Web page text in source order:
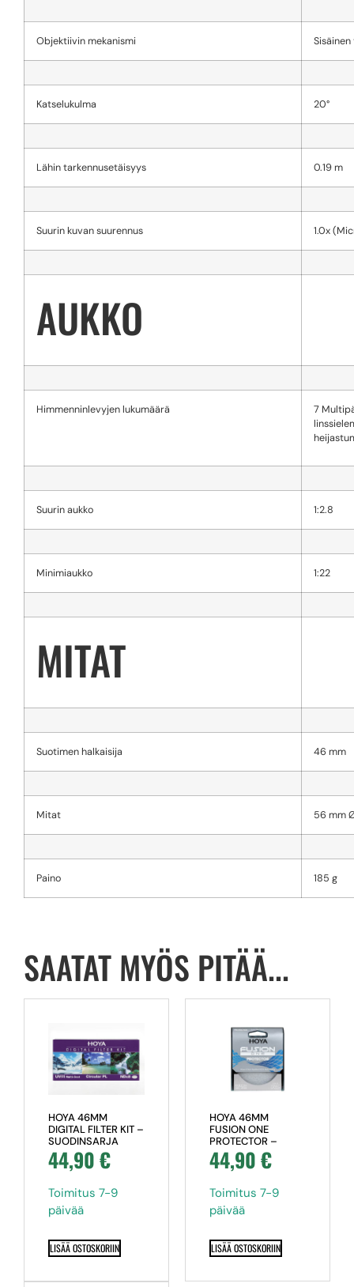
Objektiivin mekanismi
Katselukulma 20°
Lähin tarkennusetäisyys 0.19 m
Suurin kuvan suurennus 1.0x
AUKKO
Himmenninlevyjen lukumäärä
7
Suurin aukko 1:2.8
Minimiaukko 1:22
MITAT
Suotimen halkaisija 46 mm
Mitat 56 mm
Paino 185 g
SAATAT MYÖS PITÄÄ...
HOYA 46MM
DIGITAL FILTER KIT –
SUODINSARJA
44,90€
Toimitus 7-9
päivää
LISÄÄ OSTOSKORIIN
HOYA 46MM
FUSION ONE
PROTECTOR –
SUODIN
44,90€
Toimitus 7-9
päivää
LISÄÄ OSTOSKORIIN